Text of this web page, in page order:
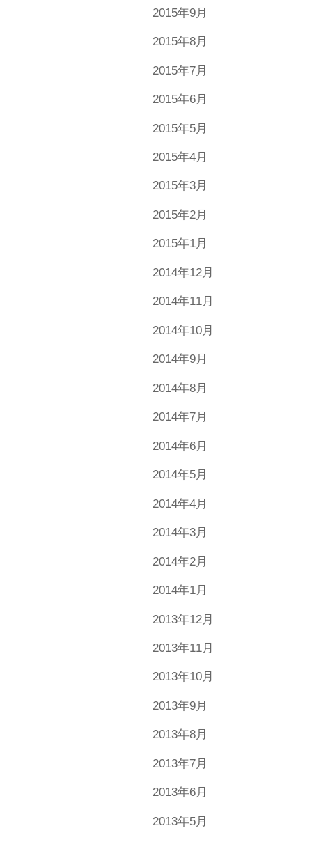
2015年9月
2015年8月
2015年7月
2015年6月
2015年5月
2015年4月
2015年3月
2015年2月
2015年1月
2014年12月
2014年11月
2014年10月
2014年9月
2014年8月
2014年7月
2014年6月
2014年5月
2014年4月
2014年3月
2014年2月
2014年1月
2013年12月
2013年11月
2013年10月
2013年9月
2013年8月
2013年7月
2013年6月
2013年5月